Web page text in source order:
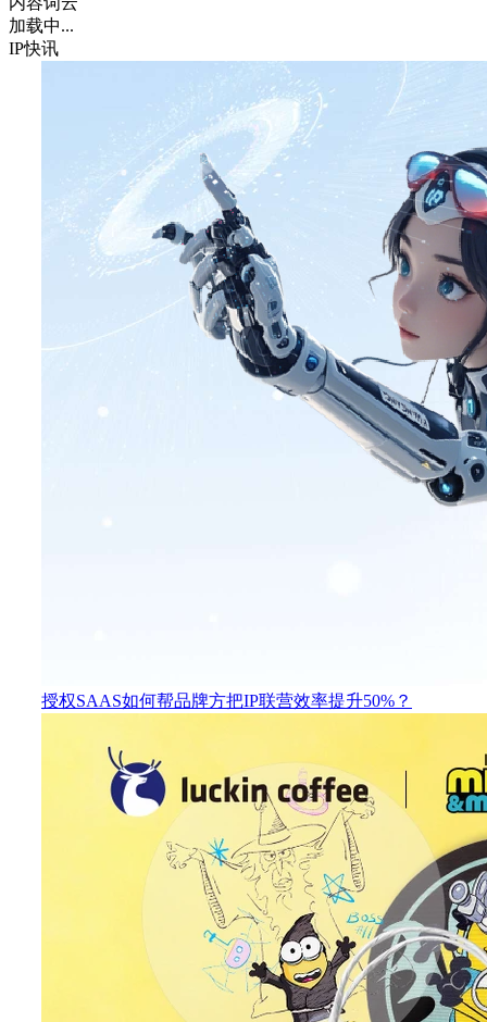
加载中...
IP快讯
授权SAAS如何帮品牌方把IP联营效率提升50%？